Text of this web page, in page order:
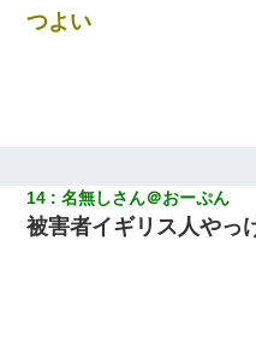
張り紙が！大家「面倒はごめ
見回りで犯人が捕まったが
安だ）→ 仕事を早退して帰宅
２人・・・
つよい
14 名無しさん＠おーぷん
被害者イギリス人やっ